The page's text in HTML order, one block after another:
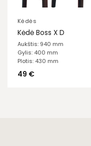
Kėdės
Kėdė Boss X D
Aukštis: 940 mm
Gylis: 400 mm
Plotis: 430 mm
49 €